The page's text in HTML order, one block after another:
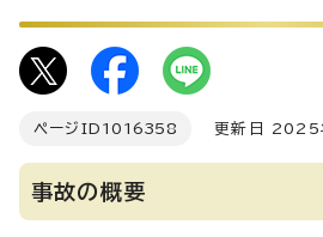
ページID 1016358 更新日 2025
事故の概要